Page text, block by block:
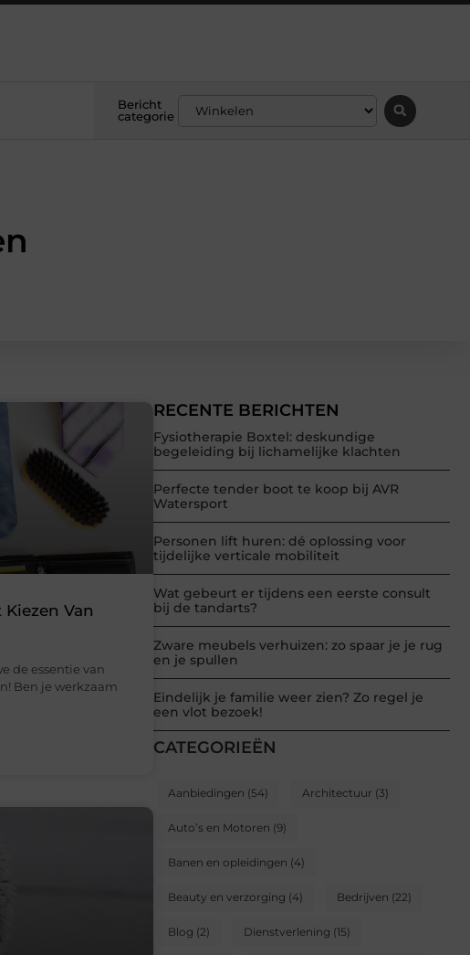
Bericht
categorie
RECENTE BERICHTEN
Fysiotherapie Boxtel: deskundige
begeleiding bij lichamelijke klachten
Perfecte tender boot te koop bij AVR
Watersport
Personen lift huren: dé oplossing voor
tijdelijke verticale mobiliteit
Wat gebeurt er tijdens een eerste consult
bij de tandarts?
Zware meubels verhuizen: zo spaar je je rug
en je spullen
Eindelijk je familie weer zien? Zo regel je
een vlot bezoek!
CATEGORIEËN
Aanbiedingen (54) Architectuur (3)
Auto’s en Motoren (9)
Banen en opleidingen (4)
Beauty en verzorging (4) Bedrijven (22)
Blog (2) Dienstverlening (15)
Van
de essentie van
Ben je werkzaam